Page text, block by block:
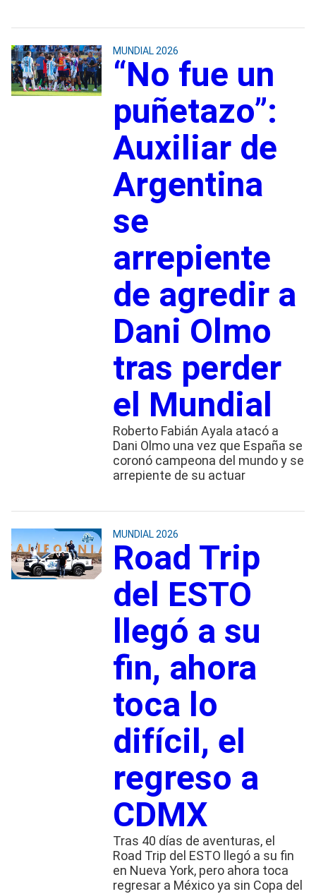
MUNDIAL 2026
“No fue un
puñetazo”:
Auxiliar de
Argentina
se
arrepiente
de agredir a
Dani Olmo
tras perder
el Mundial
Roberto Fabián Ayala atacó a
Dani Olmo una vez que España se
coronó campeona del mundo y se
arrepiente de su actuar
MUNDIAL 2026
Road Trip
del ESTO
llegó a su
fin, ahora
toca lo
difícil, el
regreso a
CDMX
Tras 40 días de aventuras, el
Road Trip del ESTO llegó a su fin
en Nueva York, pero ahora toca
regresar a México ya sin Copa del